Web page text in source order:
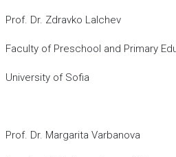
Prof. Dr. Zdravko Lalchev
Faculty of Preschool and Primary
University of Sofia
Prof. Dr. Margarita Varbanova